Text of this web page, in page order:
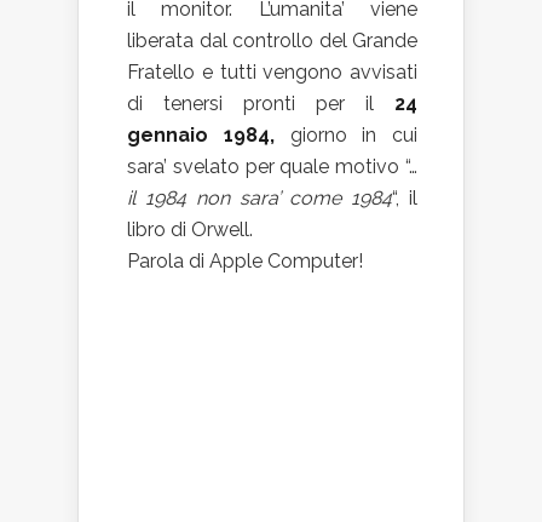
il monitor. L’umanita’ viene
liberata dal controllo del Grande
Fratello e tutti vengono avvisati
di tenersi pronti per il 24
gennaio 1984,giorno in cui
sara’ svelato per quale motivo “…
il 1984 non sara’ come 1984“, il
libro di Orwell.
Parola di Apple Computer!